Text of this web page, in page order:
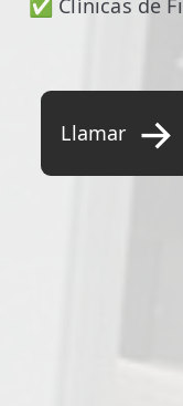
✅ Clínicas de
Llamar